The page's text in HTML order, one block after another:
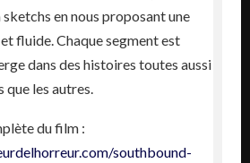
en nous proposant une
fluide. Chaque segment est
dans des histoires toutes aussi
que les autres.
du film :
southbound-